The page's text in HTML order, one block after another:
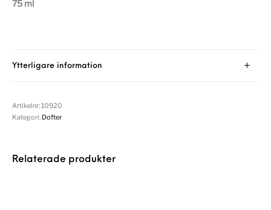
75 ml
Ytterligare information
Artikelnr:10920
Kategori: Dofter
Relaterade produkter